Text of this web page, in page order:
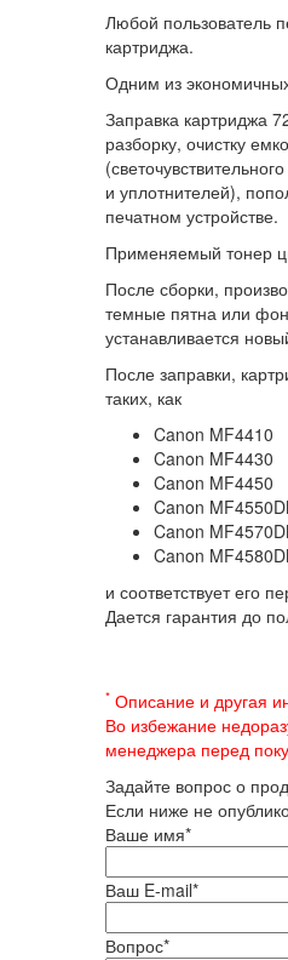
Любой пользователь
картриджа.
Одним из
Заправка картриджа
разборку, очистку
и уплотнителей),
печатном устройстве.
Применяемый тонер
После сборки,
темные пятна или
устанавливается
После заправки,
таких, как
Canon MF4410
Canon MF4430
Canon MF4450
Canon
Canon
Canon
и соответствует его
Дается гарантия до
* Описание и другая
Во избежание
менеджера перед
Задайте вопрос о
Если ниже не
Ваше имя*
Ваш E-mail*
Вопрос*